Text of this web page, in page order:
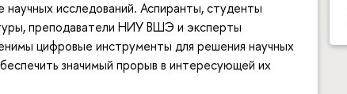
исследований. Аспиранты, студенты
преподаватели НИУ ВШЭ и эксперты
цифровые инструменты для решения научных
значимый прорыв в интересующей их